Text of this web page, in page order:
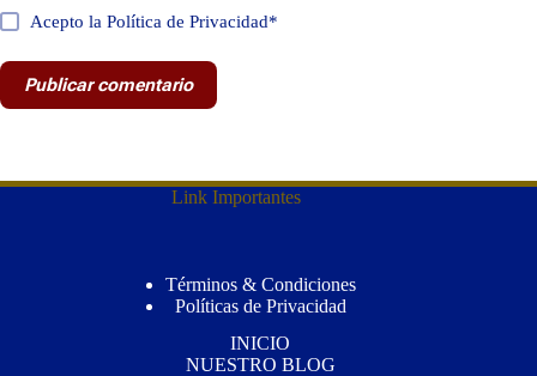
Acepto la Política de Privacidad*
Publicar comentario
Link Importantes
Términos & Condiciones
Políticas de Privacidad
INICIO
NUESTRO BLOG